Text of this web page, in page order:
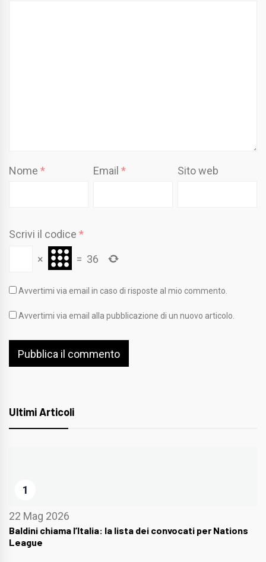
Nome * Email* Sito web
Scrivi il codice *
×
= 36
Avvertimi via email in caso di risposte al mio commento.
Avvertimi via email alla pubblicazione di un nuovo articolo.
Ultimi Articoli
1
22 Mag 2026
Baldini chiama l’Italia: la lista dei convocati per Nations
League